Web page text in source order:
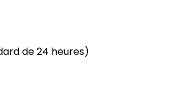
de 24 heures)